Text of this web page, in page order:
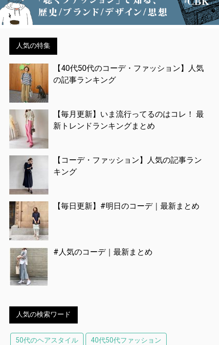
人気の特集
【40代50代のコーデ・ファッション】人気
の記事ランキング
【毎月更新】いま流行ってるのはコレ！ 最
新トレンドランキングまとめ
【コーデ・ファッション】人気の記事ラン
キング
【毎日更新】#明日のコーデ｜最新まとめ
#人気のコーデ｜最新まとめ
人気の検索ワード
50代のヘアスタイル 40代50代ファッション